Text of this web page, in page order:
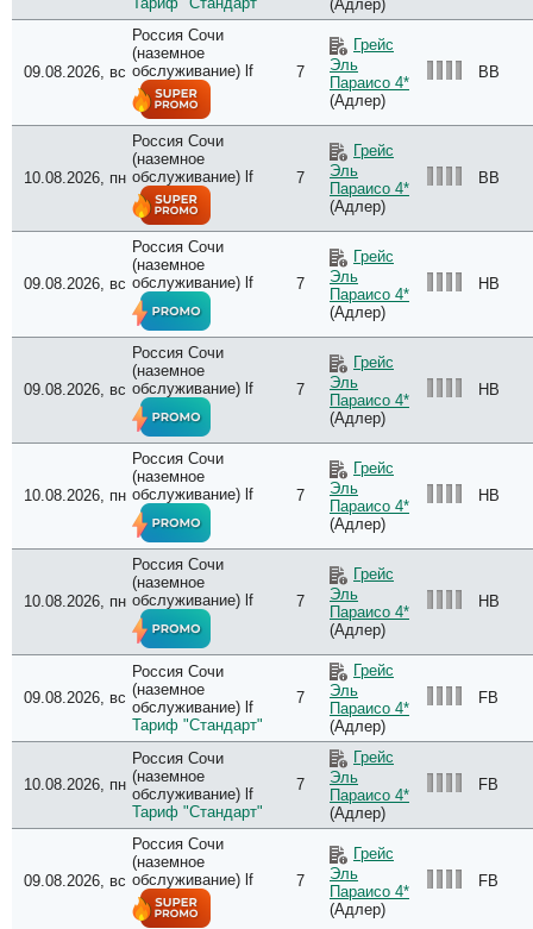
(Адлер)
09.08.2026, вс
Россия Сочи
(наземное
обслуживание) lf
7
Грейс
Эль
Параисо 4*
(Адлер)
BB
10.08.2026, пн
Россия Сочи
(наземное
обслуживание) lf
7
Грейс
Эль
Параисо 4*
(Адлер)
BB
09.08.2026, вс
Россия Сочи
(наземное
обслуживание) lf
7
Грейс
Эль
Параисо 4*
(Адлер)
HB
09.08.2026, вс
Россия Сочи
(наземное
обслуживание) lf
7
Грейс
Эль
Параисо 4*
(Адлер)
HB
10.08.2026, пн
Россия Сочи
(наземное
обслуживание) lf
7
Грейс
Эль
Параисо 4*
(Адлер)
HB
10.08.2026, пн
Россия Сочи
(наземное
обслуживание) lf
7
Грейс
Эль
Параисо 4*
(Адлер)
HB
09.08.2026, вс
Россия Сочи
(наземное
обслуживание) lf
Тариф "Стандарт"
7
Грейс
Эль
Параисо 4*
(Адлер)
FB
10.08.2026, пн
Россия Сочи
(наземное
обслуживание) lf
Тариф "Стандарт"
7
Грейс
Эль
Параисо 4*
(Адлер)
FB
09.08.2026, вс
Россия Сочи
(наземное
обслуживание) lf
7
Грейс
Эль
Параисо 4*
(Адлер)
FB